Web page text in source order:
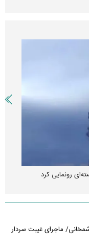
ماجرای غیبت سردار